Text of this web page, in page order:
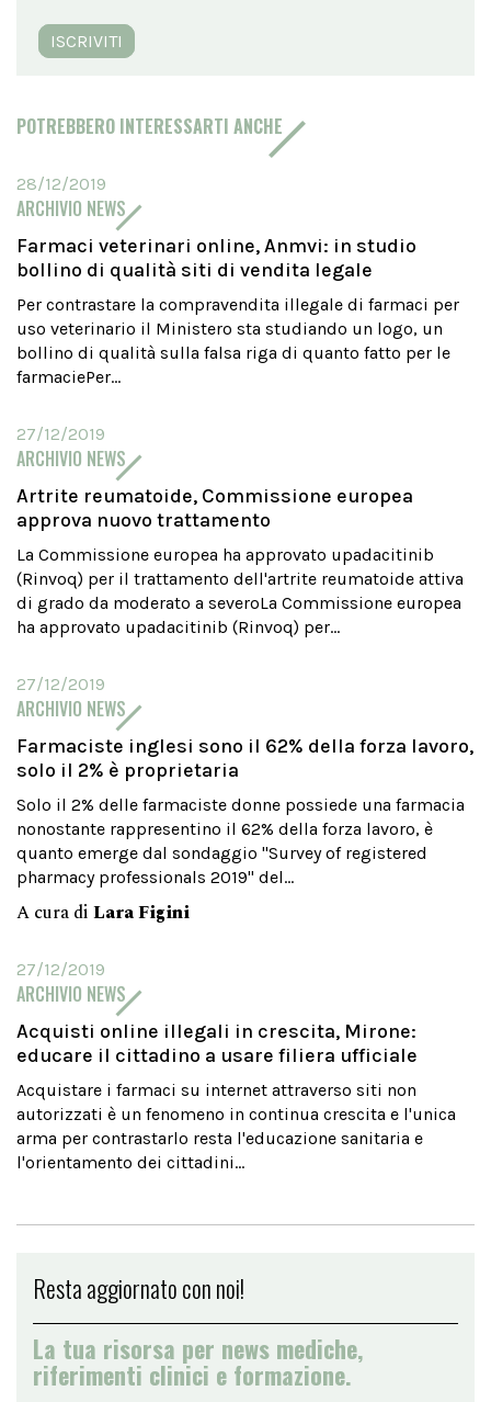
ISCRIVITI
POTREBBERO INTERESSARTI ANCHE
28/12/2019
ARCHIVIO NEWS
Farmaci veterinari online, Anmvi: in studio
bollino di qualità siti di vendita legale
Per contrastare la compravendita illegale di farmaci per
uso veterinario il Ministero sta studiando un logo, un
bollino di qualità sulla falsa riga di quanto fatto per le
farmaciePer...
27/12/2019
ARCHIVIO NEWS
Artrite reumatoide, Commissione europea
approva nuovo trattamento
La Commissione europea ha approvato upadacitinib
(Rinvoq) per il trattamento dell'artrite reumatoide attiva
di grado da moderato a severoLa Commissione europea
ha approvato upadacitinib (Rinvoq) per...
27/12/2019
ARCHIVIO NEWS
Farmaciste inglesi sono il 62% della forza lavoro,
solo il 2% è proprietaria
Solo il 2% delle farmaciste donne possiede una farmacia
nonostante rappresentino il 62% della forza lavoro, è
quanto emerge dal sondaggio "Survey of registered
pharmacy professionals 2019" del...
A cura di Lara Figini
27/12/2019
ARCHIVIO NEWS
Acquisti online illegali in crescita, Mirone:
educare il cittadino a usare filiera ufficiale
Acquistare i farmaci su internet attraverso siti non
autorizzati è un fenomeno in continua crescita e l'unica
arma per contrastarlo resta l'educazione sanitaria e
l'orientamento dei cittadini...
Resta aggiornato con noi!
La tua risorsa per news mediche,
riferimenti clinici e formazione.